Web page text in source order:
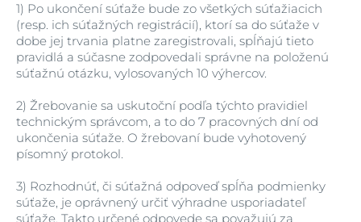
1) Po ukončení súťaže bude zo všetkých súťažiacich
(resp. ich súťažných registrácií), ktorí sa do súťaže v
dobe jej trvania platne zaregistrovali, spĺňajú tieto
pravidlá a súčasne zodpovedali správne na položenú
súťažnú otázku, vylosovaných 10 výhercov.
2) Žrebovanie sa uskutoční podľa týchto pravidiel
technickým správcom, a to do 7 pracovných dní od
ukončenia súťaže. O žrebovaní bude vyhotovený
písomný protokol.
3) Rozhodnúť, či súťažná odpoveď spĺňa podmienky
súťaže, je oprávnený určiť výhradne usporiadateľ
súťaže. Takto určené odpovede sa považujú za